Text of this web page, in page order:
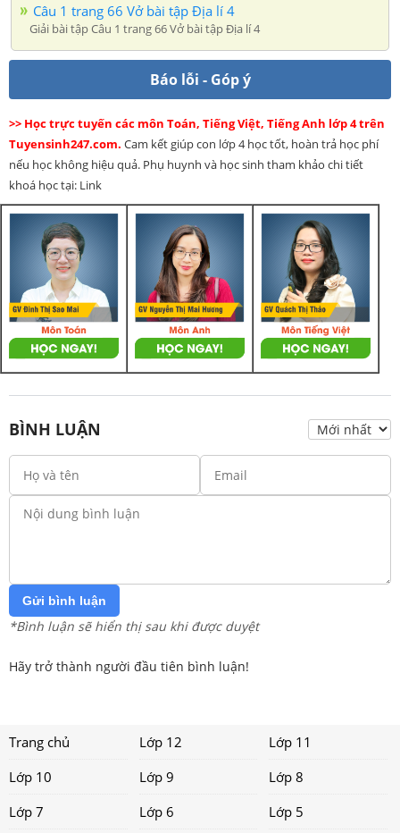
Câu 1 trang 66 Vở bài tập Địa lí 4
Giải bài tập Câu 1 trang 66 Vở bài tập Địa lí 4
Báo lỗi - Góp ý
>> Học trực tuyến các môn Toán, Tiếng Việt, Tiếng Anh lớp 4 trên
Tuyensinh247.com. Cam kết giúp con lớp 4 học tốt, hoàn trả học phí
nếu học không hiệu quả. Phụ huynh và học sinh tham khảo chi tiết
khoá học tại: Link
BÌNH LUẬN
Gửi bình luận
*Bình luận sẽ hiển thị sau khi được duyệt
Hãy trở thành người đầu tiên bình luận!
Trang chủ Lớp 12
Lớp 11
Lớp 10
Lớp 9
Lớp 8
Lớp 7
Lớp 6 Lớp 5